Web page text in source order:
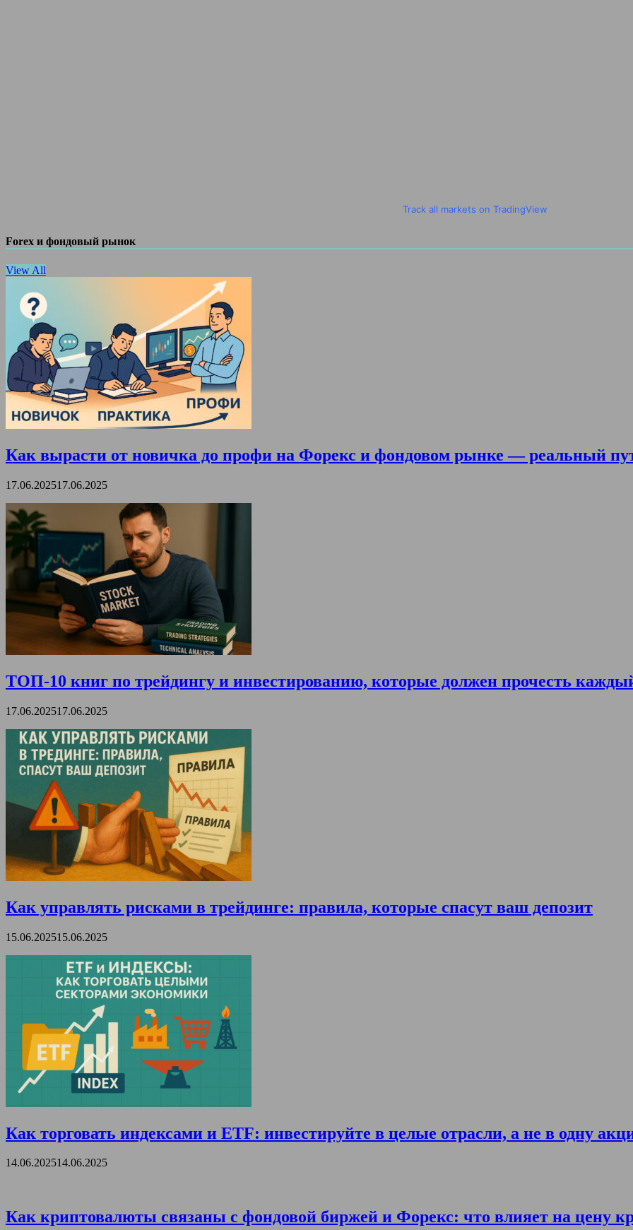
Track all markets on TradingView
Forex и фондовый рынок
View All
Как вырасти от новичка до профи на Форекс и фондовом рынке — реальный
17.06.202517.06.2025
ТОП-10 книг по трейдингу и инвестированию, которые должен прочесть
17.06.202517.06.2025
Как управлять рисками в трейдинге: правила, которые спасут ваш депозит
15.06.202515.06.2025
Как торговать индексами и ETF: инвестируйте в целые отрасли, а не в одну
14.06.202514.06.2025
Как криптовалюты связаны с фондовой биржей и Форекс: что влияет на цену